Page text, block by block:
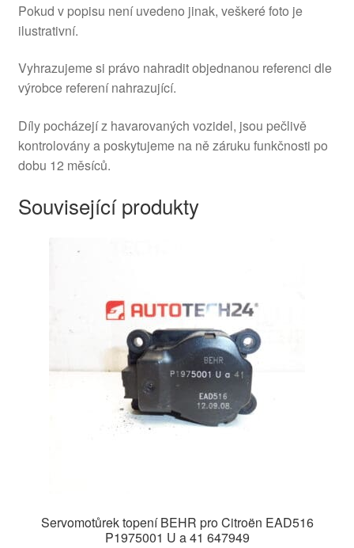
Pokud v popisu není uvedeno jinak, veškeré foto je
ilustrativní.
Vyhrazujeme si právo nahradit objednanou referenci dle
výrobce referení nahrazující.
Díly pocházejí z havarovaných vozidel, jsou pečlivě
kontrolovány a poskytujeme na ně záruku funkčnosti po
dobu 12 měsíců.
Související produkty
Servomotůrek topení BEHR pro Citroën EAD516
P1975001 U a 41 647949